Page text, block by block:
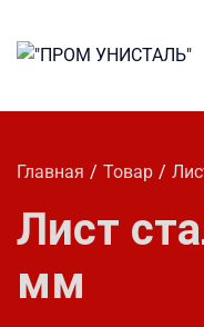
Главная Товар
Лист
мм